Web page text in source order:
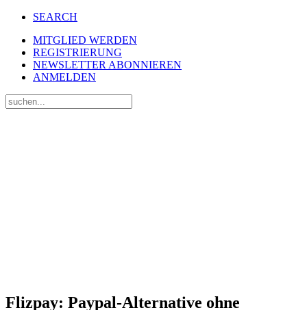
SEARCH
MITGLIED WERDEN
REGISTRIERUNG
NEWSLETTER ABONNIEREN
ANMELDEN
Flizpay: Paypal-Alternative ohne